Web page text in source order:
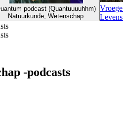
podcast (Quantuuuuhhm)
Natuurkunde, Wetenschap
Vroege
-podcasts